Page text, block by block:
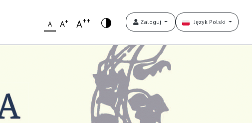
A A+ A++ Zaloguj Język Polski